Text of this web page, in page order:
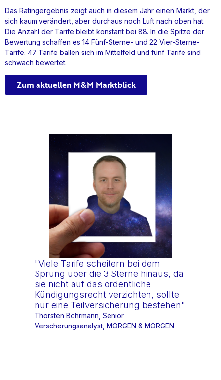
Das Ratingergebnis zeigt auch in diesem Jahr einen Markt, der
sich kaum verändert, aber durchaus noch Luft nach oben hat.
Die Anzahl der Tarife bleibt konstant bei 88. In die Spitze der
Bewertung schaffen es 14 Fünf-Sterne- und 22 Vier-Sterne-
Tarife. 47 Tarife ballen sich im Mittelfeld und fünf Tarife sind
schwach bewertet.
Zum aktuellen M&M Marktblick
"Viele Tarife scheitern bei dem
Sprung über die 3 Sterne hinaus, da
sie nicht auf das ordentliche
Kündigungsrecht verzichten, sollte
nur eine Teilversicherung bestehen"
Thorsten Bohrmann, Senior
Verscherungsanalyst, MORGEN & MORGEN